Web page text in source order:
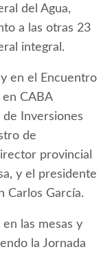
del Agua,
a las otras 23
integral.
en el Encuentro
en CABA
Inversiones
de
provincial
y el presidente
Carlos García.
las mesas y
la Jornada